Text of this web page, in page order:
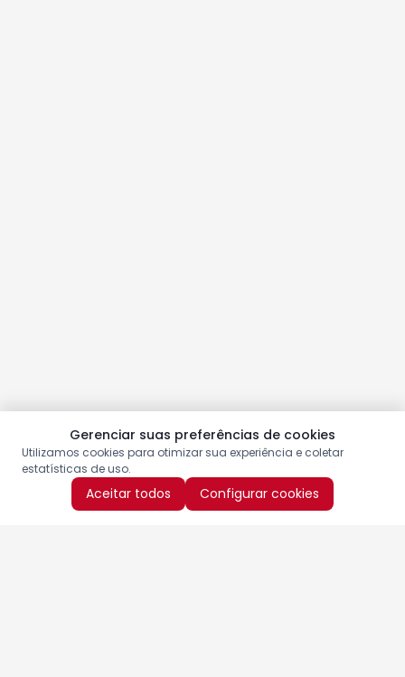
Gerenciar suas preferências de cookies
Utilizamos cookies para otimizar sua experiência e coletar
estatísticas de uso.
Aceitar todos Configurar cookies